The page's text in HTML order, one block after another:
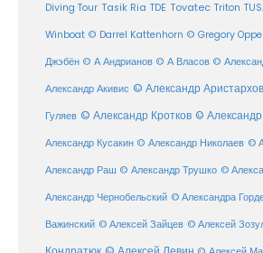
Diving Tour Tasik Ria TDE Tovatec Triton
Winboat © Darrel Kattenhorn © Gregory
Джэбён © А Андрианов © А Власов ©
Александр Акивис © Александр Аристархов
Гуляев © Александр Кротков ©
Александр Кусакин © Александр Николаев ©
Александр Раш © Александр Трушко ©
Александр Чернобельский © Александра
Важинский © Алексей Зайцев © Алексей